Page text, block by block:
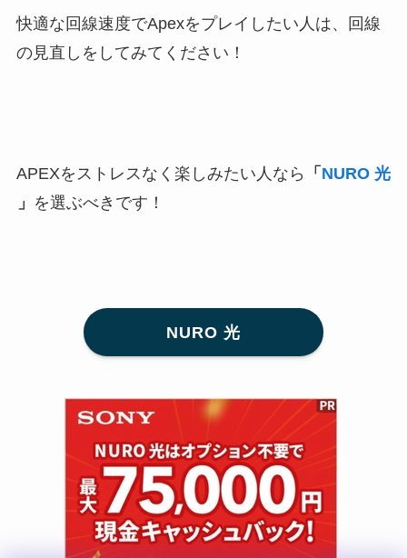
快適な回線速度でApexをプレイしたい人は、回線
の見直しをしてみてください！
APEXをストレスなく楽しみたい人なら 「 NURO 光
」 を選ぶべきです！
NURO 光